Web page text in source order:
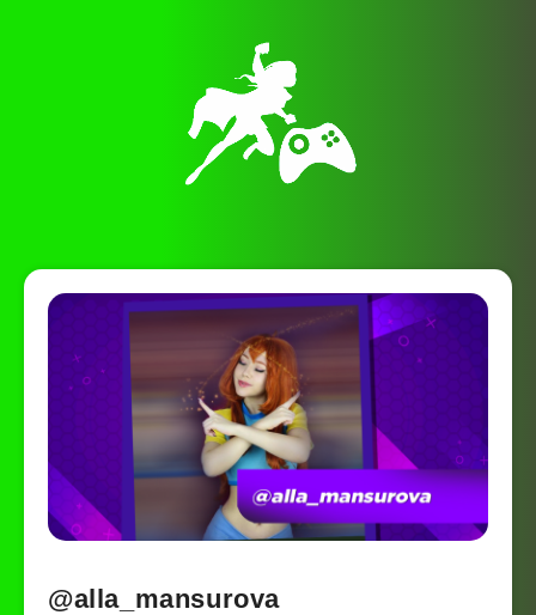
@alla_mansurova